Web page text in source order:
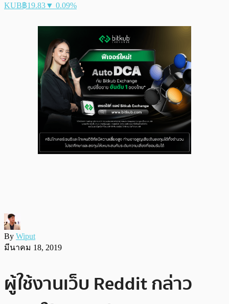
KUB฿19.83▼ 0.09%
By Wiput
มีนาคม 18, 2019
ผู้ใช้งานเว็บ Reddit กล่าว